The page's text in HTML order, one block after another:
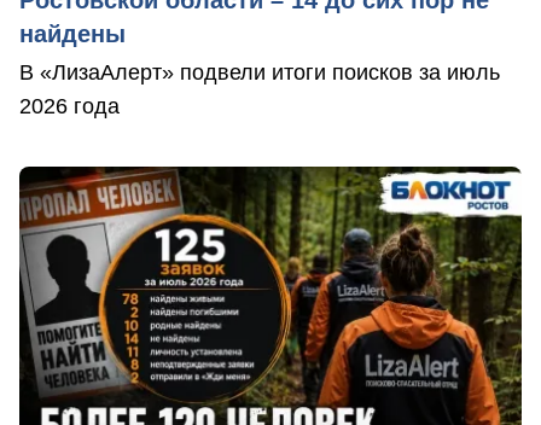
найдены
В «ЛизаАлерт» подвели итоги поисков за июль
2026 года